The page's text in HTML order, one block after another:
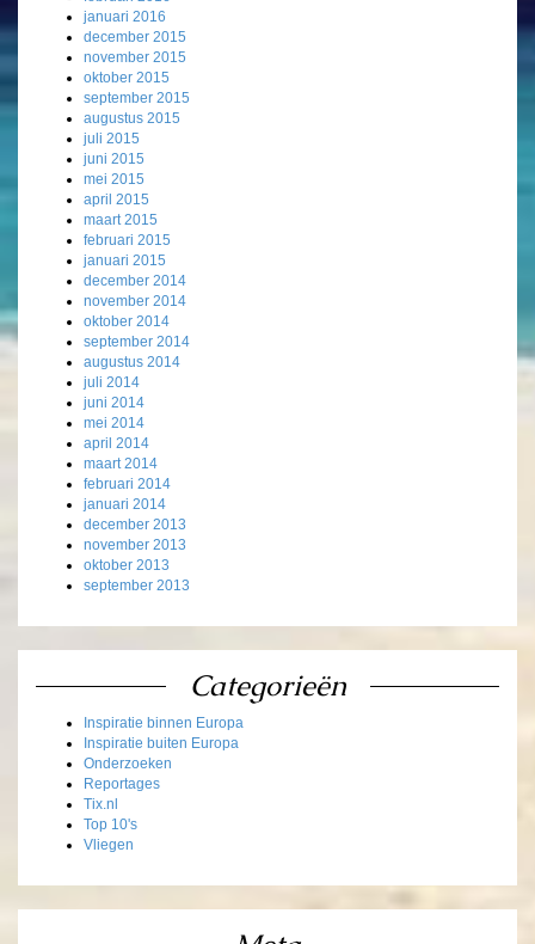
januari 2016
december 2015
november 2015
oktober 2015
september 2015
augustus 2015
juli 2015
juni 2015
mei 2015
april 2015
maart 2015
februari 2015
januari 2015
december 2014
november 2014
oktober 2014
september 2014
augustus 2014
juli 2014
juni 2014
mei 2014
april 2014
maart 2014
februari 2014
januari 2014
december 2013
november 2013
oktober 2013
september 2013
Categorieën
Inspiratie binnen Europa
Inspiratie buiten Europa
Onderzoeken
Reportages
Tix.nl
Top 10's
Vliegen